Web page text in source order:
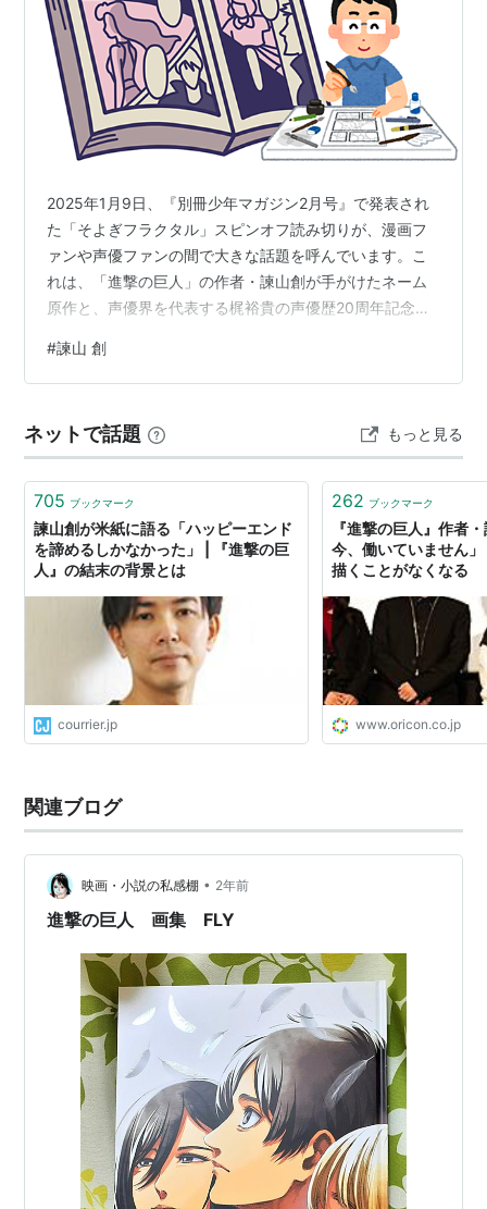
2025年1月9日、『別冊少年マガジン2月号』で発表され
た「そよぎフラクタル」スピンオフ読み切りが、漫画フ
ァンや声優ファンの間で大きな話題を呼んでいます。こ
れは、「進撃の巨人」の作者・諫山創が手がけたネーム
原作と、声優界を代表する梶裕貴の声優歴20周年記念プ
展開されるのか？」と心躍らせるファンも多いはず。本
記事では、その深みある内容や制作背景、プロジェクト
す。 諫山創×梶裕貴そよぎフラクタル 広告の下に記事の
続きがあります。ペコリ AmazonPR 別冊少年マガジン
2025年2月号 [2025…
#諫山 創
ネットで話題 もっと見る
705 ブックマーク
諫山創が米紙に語る「ハッピーエンド
を諦めるしかなかった」 | 『進撃の巨
人』の結末の背景とは
courrier.jp
262 ブックマーク
『進撃の巨人』作者
今、働いていません
描くことがなくなる
www.oricon.co.jp
関連ブログ
映画・小説の私感棚 • 2年前
進撃の巨人 画集 FLY